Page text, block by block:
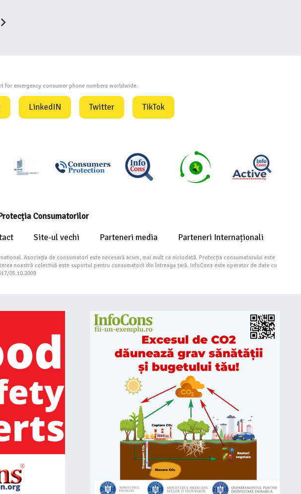
emergency consumer phone numbers worldwide.
LinkedIN Twitter TikTok
Consumatorilor
Site-ul vechi Parteneri media Parteneri Internaționali
Asociația de consumatori este necesară acum, mai mult ca niciodată. Protecția consumatorului este
noastră colectivă este suportul pentru consumatorii din întreaga țară. InfoCons este operator de date cu
05.10.2009